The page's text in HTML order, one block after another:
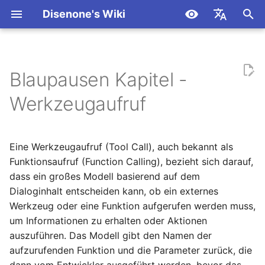
Disenone's Wiki
Deutsch
العربية
한국어
c
h
w
i
r
d
n
C/C++
Zusammenfassung zur
C/C++
Makroprogrammierung
Analyse
Schreiben Sie einen
Memory Leak Detector
Windows.
Python
Visual Studio 2015
Erforschung von
__builtins__
Python Plauderei 2 -
Python3.12 Hot Update
Grundlagen
Spiel AOI Algorithmus
UE
Verwenden von
Plugin-Quellcode hinzu.
UE Erweiterungseditor-
Menü
UE verwendet eine
Pfadform zur
des Menüs.
Unity Third-Person
Steuerung von Unity-
Charakteren
Unity erstellt Tiefenkarte
(Depth Map) und
Kantenerkennung (Edge
Detection)
Dokumentation
Die zentralen Konzepte
Tool-Definition
Beispiel für OpenAI Tool
Call
1. Definition Tool
2. Definieren der Tool-
Parameter
Get Started
OpenAI / Azure
Gemini
Ollama
CllamaServer
Utils
Get Started
Packen
Versionsverlauf
Blaupausen Kapitel -
Werkzeugaufruf
Eine Werkzeugaufruf (Tool Call), auch bekannt als
Funktionsaufruf (Function Calling), bezieht sich darauf,
dass ein großes Modell basierend auf dem
Dialoginhalt entscheiden kann, ob ein externes
Werkzeug oder eine Funktion aufgerufen werden muss,
um Informationen zu erhalten oder Aktionen
auszuführen. Das Modell gibt den Namen der
aufzurufenden Funktion und die Parameter zurück, die